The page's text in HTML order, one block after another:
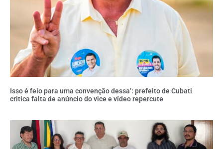
Isso é feio para uma convenção dessa’: prefeito de Cubati
critica falta de anúncio do vice e vídeo repercute